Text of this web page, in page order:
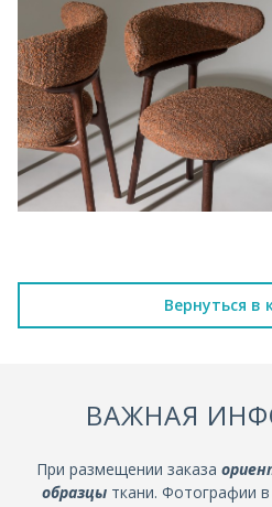
Вернуться в
ВАЖНАЯ
При размещении заказа
образцыткани. Фотографии в